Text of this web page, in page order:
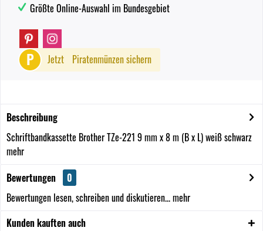
Größte Online-Auswahl im Bundesgebiet
P Jetzt Piratenmünzen sichern
Beschreibung
Schriftbandkassette Brother TZe-221 9 mm x 8 m (B x L) weiß schwarz
mehr
Bewertungen
0
Bewertungen lesen, schreiben und diskutieren...mehr
Kunden kauften auch